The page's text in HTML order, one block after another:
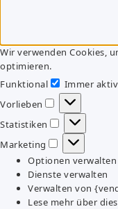
Wir verwenden Cookies,
optimieren.
Funktional
Funktional
Immer aktiv
Vorlieben
Vorlieben
Statistiken
Statistiken
Marketing
Marketing
Optionen verwalten
Dienste verwalten
Verwalten von
Lese mehr über